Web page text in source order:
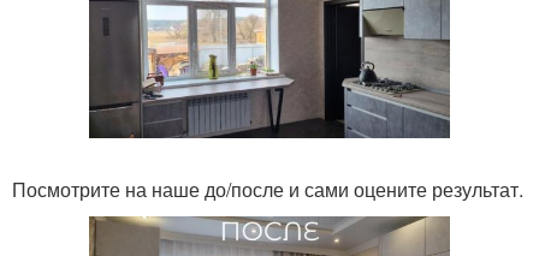
Посмотрите на наше до/после и сами оцените результат.